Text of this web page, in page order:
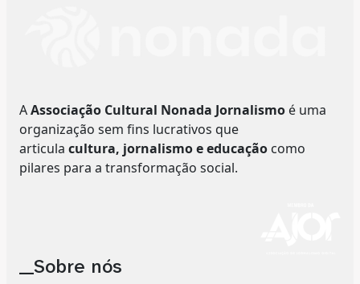
AAssociação Cultural Nonada Jornalismo é uma
organização sem fins lucrativos que
articula cultura, jornalismo e educação como
pilares para a transformação social.
__Sobre nós